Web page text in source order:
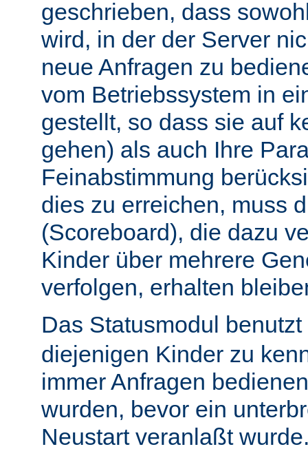
geschrieben, dass
wird, in der der Server
neue Anfragen zu
vom Betriebssystem in
gestellt, so dass sie auf
gehen) als auch Ihre
Feinabstimmung
dies zu erreichen, muss
(Scoreboard), die dazu
Kinder über mehrere
verfolgen, erhalten
Das Statusmodul
diejenigen Kinder zu
immer Anfragen
wurden, bevor ein
Neustart veranlaßt